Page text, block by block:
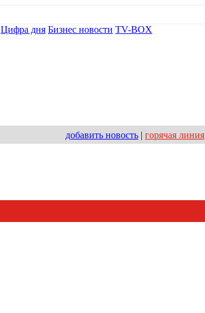
Цифра дня Бизнес новости TV-BOX
добавить новость | горячая линия